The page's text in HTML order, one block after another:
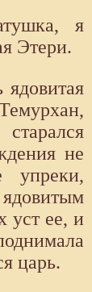
я
Этери.
не
упреки,
уст ее, и
царь.